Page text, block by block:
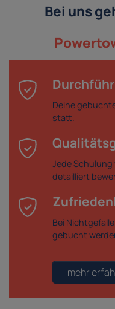
Bei uns
Deine
statt.
Jede Schulung
detailliert
Bei
gebucht
mehr